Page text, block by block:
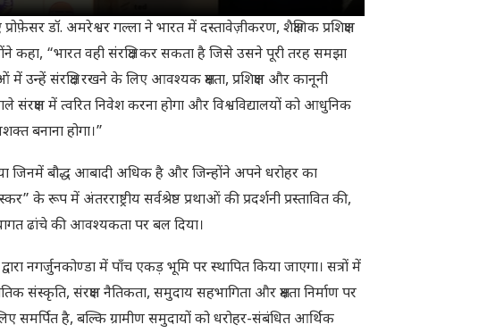
डॉ. अमरेश्वर गल्ला ने भारत में दस्तावेज़ीकरण, शैक्षणिक प्रशिक्षण
कहा, “भारत वही संरक्षित कर सकता है जिसे उसने पूरी तरह समझा
उन्हें संरक्षित रखने के लिए आवश्यक क्षमता, प्रशिक्षण और कानूनी
में त्वरित निवेश करना होगा और विश्वविद्यालयों को आधुनिक
बनाना होगा।”
जिनमें बौद्ध आबादी अधिक है और जिन्होंने अपने धरोहर का
रूप में अंतरराष्ट्रीय सर्वश्रेष्ठ प्रथाओं की प्रदर्शनी प्रस्तावित की,
ढांचे की आवश्यकता पर बल दिया।
नगर्जुनकोण्डा में पाँच एकड़ भूमि पर स्थापित किया जाएगा। सत्रों में
संस्कृति, संरक्षण नैतिकता, समुदाय सहभागिता और क्षमता निर्माण पर
समर्पित है, बल्कि ग्रामीण समुदायों को धरोहर-संबंधित आर्थिक